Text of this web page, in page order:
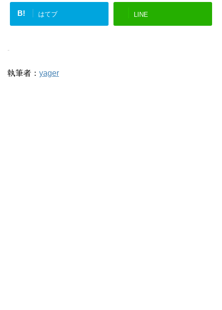
B! はてブ LINE
-
執筆者： yager